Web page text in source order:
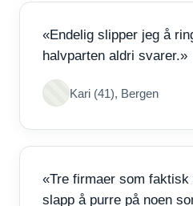
«Endelig slipper jeg å
halvparten aldri svarer.»
Kari (41), Bergen
«Tre firmaer som
slapp å purre på noen